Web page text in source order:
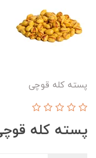
پسته کله قوچی
پسته کله